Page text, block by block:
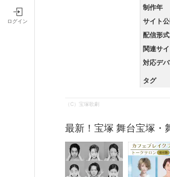
ログイン
制作年
サイト
配信形式
関連サ
対応デ
タグ
（C）宝塚歌劇
最新！宝塚 舞台宝塚・